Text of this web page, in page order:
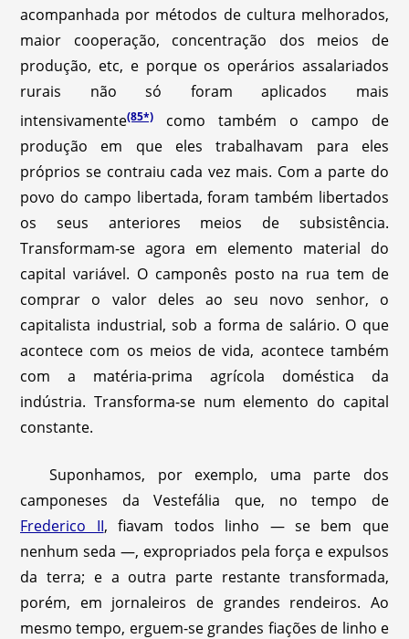
acompanhada por métodos de cultura melhorados,
maior cooperação, concentração dos meios de
produção, etc, e porque os operários assalariados
rurais não só foram aplicados mais
intensivamente(85*)
como também o campo de
produção em que eles trabalhavam para eles
próprios se contraiu cada vez mais. Com a parte do
povo do campo libertada, foram também libertados
os seus anteriores meios de subsistência.
Transformam-se agora em elemento material do
capital variável. O camponês posto na rua tem de
comprar o valor deles ao seu novo senhor, o
capitalista industrial, sob a forma de salário. O que
acontece com os meios de vida, acontece também
com a matéria-prima agrícola doméstica da
indústria. Transforma-se num elemento do capital
constante.
Suponhamos, por exemplo, uma parte dos
camponeses da Vestefália que, no tempo de
Frederico II, fiavam todos linho — se bem que
nenhum seda —, expropriados pela força e expulsos
da terra; e a outra parte restante transformada,
porém, em jornaleiros de grandes rendeiros. Ao
mesmo tempo, erguem-se grandes fiações de linho e